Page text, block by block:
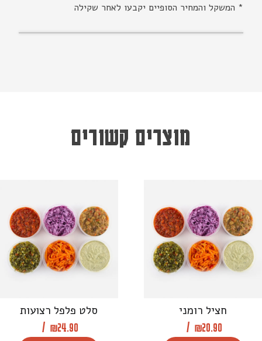
* המשקל והמחיר הסופיים יקבעו לאחר שקילה
מוצרים קשורים
חציל רומני
₪20.90
/
סלט פלפל רצועות
₪24.90
/